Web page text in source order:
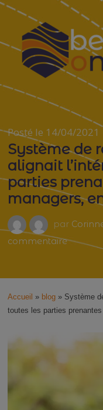
Skip
content
BEE'ONDE
Posté le 14/04/2021
Système de
alignait
parties
managers,
par
commentairesur
et
si
alignait
Accueil » blog » Système
toutes les parties